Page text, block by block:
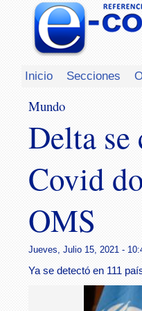
Inicio Secciones
Mundo
Delta se
Covid
OMS
Jueves, Julio 15, 2021 -
Ya se detectó en 111